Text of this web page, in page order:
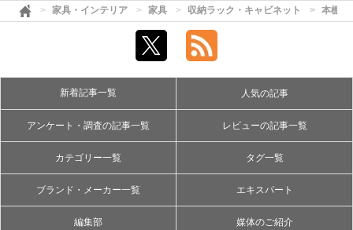
家具・インテリア 家具 収納ラック・キャビネット 本棚・
新着記事一覧 人気の記事
アンケート・調査の記事一覧 レビューの記事一覧
カテゴリー一覧 タグ一覧
ブランド・メーカー一覧 エキスパート
編集部 媒体のご紹介